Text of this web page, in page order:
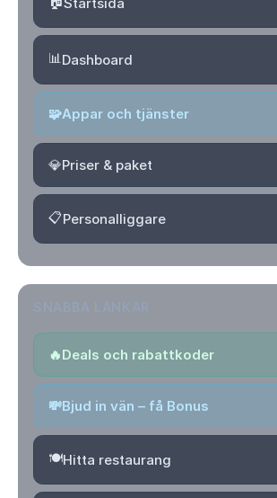
📊Dashboard
🧩Appar och tjänster
💎Priser & paket
📋Personalliggare
🔥Deals och rabattkoder
💸Bjud in vän – få Bonus
🍽️Hitta restaurang